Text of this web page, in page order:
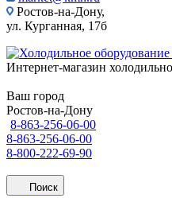
Ростов-на-Дону,
ул. Курганная, 17б
Интернет-магазин
Ваш город
Ростов-на-Дону
8-863-256-06-00
8-863-256-06-00
8-800-222-69-90
Поиск